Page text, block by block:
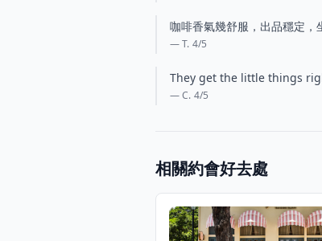
咖啡香氣幾舒服，出品穩定，
— T. 4/5
They get the little things
— C. 4/5
相關約會好去處